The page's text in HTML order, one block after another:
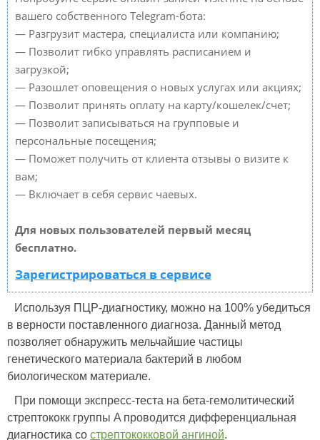
вашего собственного Telegram-бота:
— Разгрузит мастера, специалиста или компанию;
— Позволит гибко управлять расписанием и
загрузкой;
— Разошлет оповещения о новых услугах или акциях;
— Позволит принять оплату на карту/кошелек/счет;
— Позволит записываться на групповые и
персональные посещения;
— Поможет получить от клиента отзывы о визите к
вам;
— Включает в себя сервис чаевых.
Для новых пользователей первый месяц
бесплатно.
Зарегистрироваться в сервисе
Используя ПЦР-диагностику, можно на 100% убедиться
в верности поставленного диагноза. Данный метод
позволяет обнаружить мельчайшие частицы
генетического материала бактерий в любом
биологическом материале.
При помощи экспресс-теста на бета-гемолитический
стрептококк группы A проводится дифференциальная
диагностика со стрептококковой ангиной.